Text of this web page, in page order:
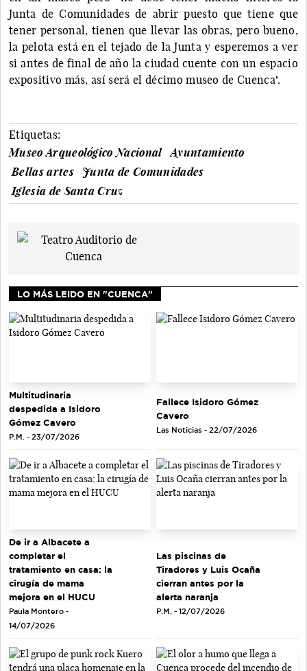
Junta de Comunidades de abrir puesto que tiene que
tener personal, tienen que llevar las obras, pero bueno,
la pelota está en el tejado de la Junta y esperemos a ver
si antes de final de año la ciudad cuente con un espacio
expositivo más, así será el décimo museo de Cuenca".
Etiquetas:
Museo Arqueológico Nacional
Ayuntamiento
Bellas artes
Junta de Comunidades
Iglesia de Santa Cruz
LO MÁS LEIDO EN "CUENCA"
Multitudinaria
despedida a Isidoro
Gómez Cavero
P.M. - 23/07/2026
Fallece Isidoro Gómez
Cavero
Las Noticias - 22/07/2026
De ir a Albacete a
completar el
tratamiento en casa: la
cirugía de mama
mejora en el HUCU
Paula Montero -
14/07/2026
Las piscinas de
Tiradores y Luis Ocaña
cierran antes por la
alerta naranja
P.M. - 12/07/2026